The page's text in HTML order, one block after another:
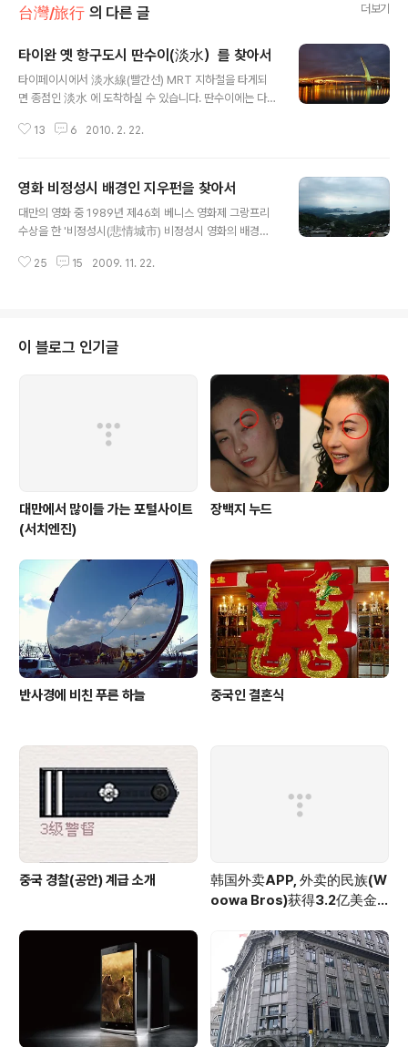
台灣/旅行 의 다른 글 더보기
타이완 옛 항구도시 딴수이(淡水）를 찾아서
타이페이시에서 淡水線(빨간선) MRT 지하철을 타게되
면 종점인 淡水 에 도착하실 수 있습니다. 딴수이에는 다양
타이페이에서 대중교통으로도 쉽게 닿을 수 있는 곳이라
항으로 발달된 항구 도시 입니다. 예전 네덜란드..그리고 영
국, 포르투칼, 일본 등의 통치를 받으면서 다양한 문화와 건
축물이 존재하는 곳이기도 하죠 馬偕가 딴수이에 처음으
우아함에 매료되었고 그때부터 딴수이에서 뿌리를 내리고
13 6 2010. 2. 22.
영화 비정성시 배경인 지우펀을 찾아서
대만의 영화 중 1989년 제46회 베니스 영화제 그랑프리
수상을 한 '비정성시(悲情城市) 비정성시 영화의 배경이
마 '온에어'에서도 이곳 지우펀이 나와 우리나라 사람들에
비정성시 입니다. 영화내용으로만 엄청난 내용을 담을 수
있을 것 같네요. 유튜브에 비정성시의 영화가 짤막짤막하
게 많이 있네요. 그래서 하나 걸어봅니다. 비정성시(悲情
城市)라는 문구가 위에 보이시나요? "不好吃, 不用錢"
맛이 없으면, 돈을 안받겠다라는 뜻입니다 훈제된 닭들이
대롱대롱 메달려 있네요. 이것말고도 오리도..
25 15 2009. 11. 22.
이 블로그 인기글
대만에서 많이들 가는 포털사이트
(서치엔진)
장백지 누드
반사경에 비친 푸른 하늘 중국인 결혼식
중국 경찰(공안) 계급 소개
韩国外卖APP, 外卖的民族(W
oowa Bros)获得3.2亿美金